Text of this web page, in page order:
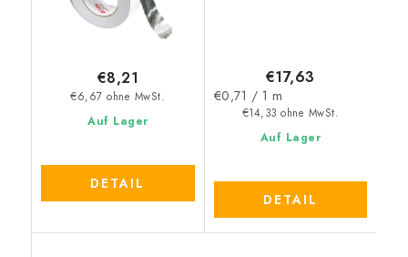
Auf Lager
€6,67 ohne MwSt.
€8,21
DETAIL
Auf Lager
€14,33 ohne MwSt.
€17,63
Verkaufspreis:
€0,71 / 1 m
DETAIL